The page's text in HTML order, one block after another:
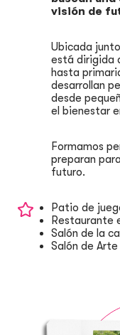
visión de
Ubicada
está dirigida
hasta
desarrollan
desde
el bienestar
Formamos
preparan
futuro.
Patio de
Restaurante
Salón de la
Salón de